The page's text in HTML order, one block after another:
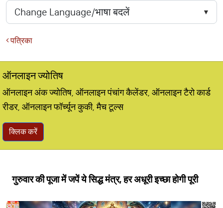
पत्रिका
ऑनलाइन ज्योतिष
ऑनलाइन अंक ज्योतिष, ऑनलाइन पंचांग कैलेंडर, ऑनलाइन टैरो कार्ड
रीडर, ऑनलाइन फॉर्च्यून कुकी, मैच टूल्स
क्लिक करें
गुरुवार की पूजा में जपें ये सिद्ध मंत्र, हर अधूरी इच्छा होगी पूरी